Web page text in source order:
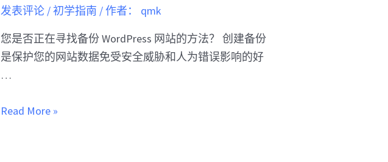
发表评论 /初学指南 / 作者：
qmk
您是否正在寻找备份 WordPress 网站的方法？ 创建备份
是保护您的网站数据免受安全威胁和人为错误影响的好
…
Read More »